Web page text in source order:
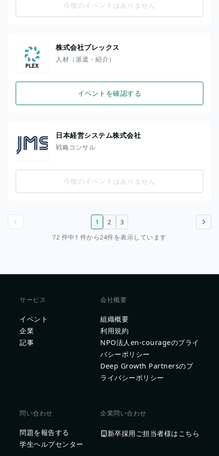
今後のイベントはありません
株式会社プレックス
人材（派遣・紹介）
イベントを確認する
日本経営システム株式会社
戦略コンサル
今後のイベントはありません
次のページ
1 2
3
72 件中1 件から24件を表示しています
サービス
イベント
企業
記事
会社概要
組織概要
利用規約
NPO法人en-courageのプライ
バシーポリシー
Deep Growth Partnersのプ
ライバシーポリシー
問い合わせ
問題を報告する
学生ヘルプセンター
企業問い合わせ
新卒採用ご担当者様はこちら